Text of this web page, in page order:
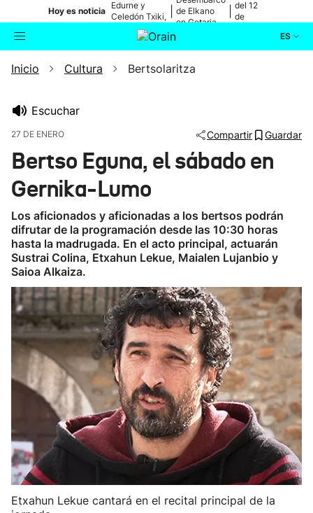
Hoy es noticia
Edurne y
Celedón Txiki,
en directo
de Elkano
en Getaria
del 12
de
ES
Buscador Actualidad
Ikusmiran
Eguraldia
Inicio Cultura Bertsolaritza
Escuchar
27 DE ENERO Compartir Guardar
Bertso Eguna, el sábado en
Gernika-Lumo
Los aficionados y aficionadas a los bertsos podrán
difrutar de la programación desde las 10:30 horas
hasta la madrugada. En el acto principal, actuarán
Sustrai Colina, Etxahun Lekue, Maialen Lujanbio y
Saioa Alkaiza.
Etxahun Lekue cantará en el recital principal de la